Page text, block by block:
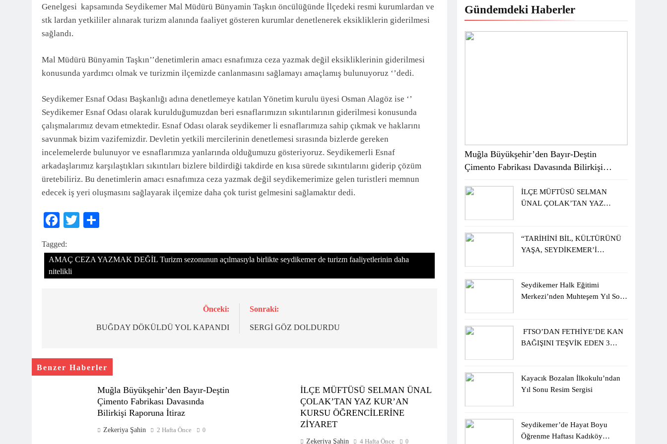
3 Ay Önce
Genelgesi kapsamında Seydikemer Mal Müdürü Bünyamin Taşkın öncülüğünde İlçedeki resmi kurumlardan ve
stk lardan yetkililer alınarak turizm alanında faaliyet gösteren kurumlar denetlenerek eksikliklerin giderilmesi
sağlandı.
Mal Müdürü Bünyamin Taşkın’’denetimlerin amacı esnafımıza ceza yazmak değil eksikliklerinin giderilmesi
konusunda yardımcı olmak ve turizmin ilçemizde canlanmasını sağlamayı amaçlamış bulunuyoruz ‘’dedi.
Seydikemer Esnaf Odası Başkanlığı adına denetlemeye katılan Yönetim kurulu üyesi Osman Alagöz ise ‘’
Seydikemer Esnaf Odası olarak kurulduğumuzdan beri esnaflarımızın sıkıntılarının giderilmesi konusunda
çalışmalarımız devam etmektedir. Esnaf Odası olarak seydikemer li esnaflarımıza sahip çıkmak ve haklarını
savunmak bizim vazifemizdir. Devletin yetkili mercilerinin denetlemesi sırasında bizlerde gereken
incelemelerde bulunuyor ve esnaflarımıza yanlarında olduğumuzu gösteriyoruz. Seydikemerli Esnaf
arkadaşlarımız karşılaştıkları sıkıntıları bizlere bildirdiği takdirde en kısa sürede sıkıntılarını giderip çözüm
üretebiliriz. Bu denetimlerin amacı esnafımıza ceza yazmak değil seydikemerimize gelen turistleri memnun
edecek iş yeri oluşmasını sağlayarak ilçemize daha çok turist gelmesini sağlamaktır dedi.
Facebook
Twitter
Tagged:
AMAÇ CEZA YAZMAK DEĞİL Turizm sezonunun açılmasıyla birlikte seydikemer de turizm faaliyetlerinin daha
nitelikli
gezinmesi
Önceki:
BUĞDAY DÖKÜLDÜ YOL KAPANDI
Sonraki:
SERGİ GÖZ DOLDURDU
Benzer Haberler
Muğla Büyükşehir’den Bayır-Deştin
Çimento Fabrikası Davasında
Bilirkişi Raporuna İtiraz
Zekeriya Şahin 2 Hafta Önce 0
İLÇE MÜFTÜSÜ SELMAN ÜNAL
ÇOLAK’TAN YAZ KUR’AN
KURSU ÖĞRENCİLERİNE
ZİYARET
Zekeriya Şahin 4 Hafta Önce 0
Gündemdeki Haberler
Muğla Büyükşehir’den Bayır-Deştin
Çimento Fabrikası Davasında Bilirkişi
İLÇE MÜFTÜSÜ SELMAN
ÜNAL ÇOLAK’TAN YAZ
“TARİHİNİ BİL, KÜLTÜRÜNÜ
YAŞA, SEYDİKEMER’İ
Seydikemer Halk Eğitimi
Merkezi’nden Muhteşem Yıl Sonu
FTSO’DAN FETHİYE’DE KAN
BAĞIŞINI TEŞVİK EDEN 3
Kayacık Bozalan İlkokulu’ndan
Yıl Sonu Resim Sergisi
Seydikemer’de Hayat Boyu
Öğrenme Haftası Kadıköy